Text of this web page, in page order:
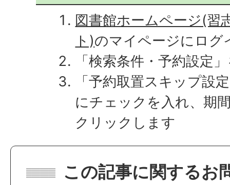
図書館ホームページ(習
ト)のマイページにログ
「検索条件・予約設定
「予約取置スキップ設
にチェックを入れ、期
クリックします
この記事に関するお